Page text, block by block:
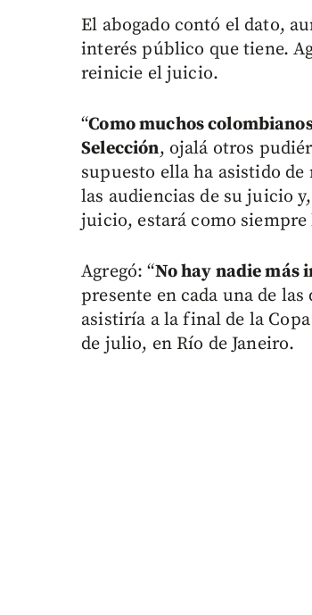
El abogado contó el dato,
interés público que tiene.
reinicie el juicio.
“Como muchos
Selección, ojalá otros
supuesto ella ha asistido
las audiencias de su juicio
juicio, estará como siempre
Agregó: “No hay nadie más
presente en cada una de
asistiría a la final de la
de julio, en Río de Janeiro.